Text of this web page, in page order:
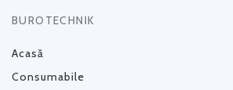
BUROTECHNIK
Acasă
Consumabile